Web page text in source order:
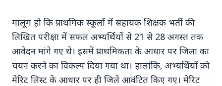
गोंद कतिरा वेलनेस ड्रिंक — पेट की सेहत के लिए रात भर का
उपाय जिसका आपका पेट इंतजार कर रहा था
भारत-नॉर्डिक शिखर सम्मेलन
मालूम हो कि प्राथमिक स्‍कूलों में सहायक शिक्षक भर्ती की
लिखित परीक्षा में सफल अभ्‍यर्थियों से 21 से 28 अगस्‍त तक
आवेदन मांगे गए थे। इसमें प्राथमिकता के आधार पर जिला का
चयन करने का विकल्‍प दिया गया था। हालांकि, अभ्‍यर्थियों को
मेरिट लिस्‍ट के आधार पर ही जिले आवंटित किए गए। मेरिट